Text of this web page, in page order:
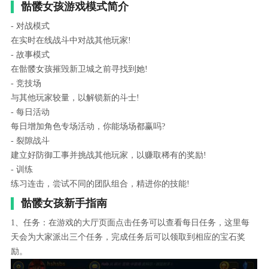
骷髅女孩游戏模式简介
- 对战模式
在实时在线战斗中对战其他玩家!
- 故事模式
在骷髅女孩摧毁新卫城之前寻找到她!
- 竞技场
与其他玩家较量，以解锁新的斗士!
- 每日活动
每日增加角色专场活动，你能场场都赢吗?
- 裂隙战斗
建立好防御工事并挑战其他玩家，以赚取稀有的奖励!
- 训练
练习连击，尝试不同的团队组合，精进你的技能!
骷髅女孩新手指南
1、任务：在游戏的大厅页面点击任务可以查看每日任务，这里每
天会为大家派出三个任务，完成任务后可以领取到相应的宝石奖
励。